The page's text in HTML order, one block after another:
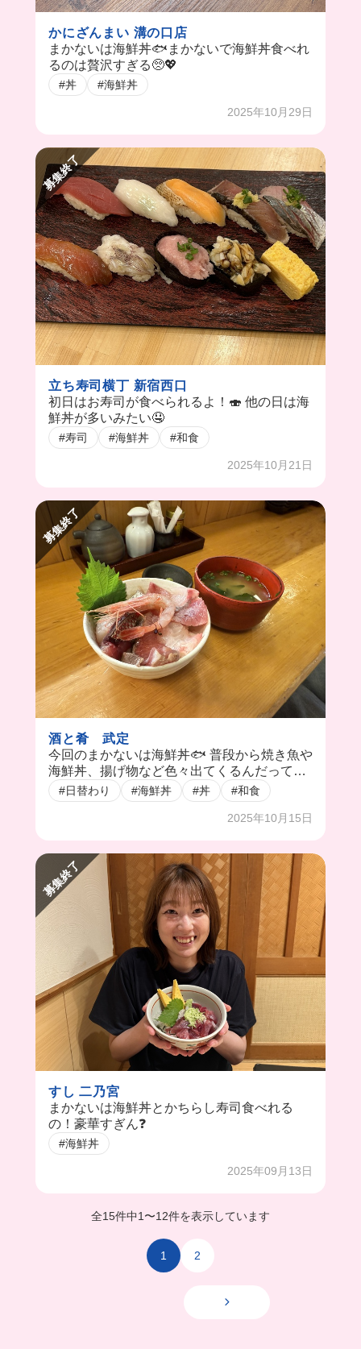
かにざんまい 溝の口店
まかないは海鮮丼🐟まかないで海鮮丼食べれ
るのは贅沢すぎる🥺💖
#丼 #海鮮丼
2025年10月29日
募集終了
立ち寿司横丁 新宿西口
初日はお寿司が食べられるよ！🍣 他の日は海
鮮丼が多いみたい🤤
#寿司 #海鮮丼 #和食
2025年10月21日
募集終了
酒と肴 武定
今回のまかないは海鮮丼🐟 普段から焼き魚や
海鮮丼、揚げ物など色々出てくるんだって🤤
💞#日替わり #海鮮丼 #丼 #和食
2025年10月15日
募集終了
すし 二乃宮
まかないは海鮮丼とかちらし寿司食べれる
の！豪華すぎん❓
#海鮮丼
2025年09月13日
全15件中1 〜12件を表示しています
1 2